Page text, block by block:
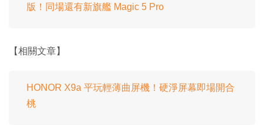
版！同場還有新旗艦 Magic 5 Pro
【相關文章】
HONOR X9a 平玩輕薄曲屏機！硬淨屏幕即場開合
桃